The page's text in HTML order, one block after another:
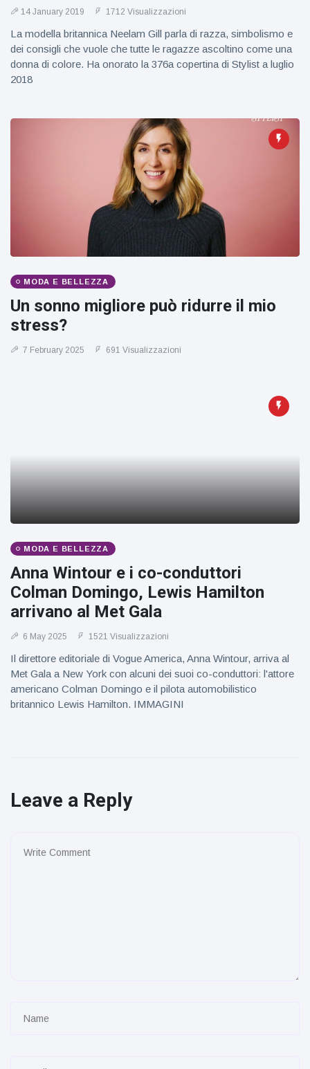
14 January 2019 1712 Visualizzazioni
La modella britannica Neelam Gill parla di razza, simbolismo e
dei consigli che vuole che tutte le ragazze ascoltino come una
donna di colore. Ha onorato la 376a copertina di Stylist a luglio
2018
MODA E BELLEZZA
Un sonno migliore può ridurre il mio
stress?
7 February 2025 691 Visualizzazioni
MODA E BELLEZZA
Anna Wintour e i co-conduttori
Colman Domingo, Lewis Hamilton
arrivano al Met Gala
6 May 2025 1521 Visualizzazioni
Il direttore editoriale di Vogue America, Anna Wintour, arriva al
Met Gala a New York con alcuni dei suoi co-conduttori: l'attore
americano Colman Domingo e il pilota automobilistico
britannico Lewis Hamilton. IMMAGINI
Leave a Reply